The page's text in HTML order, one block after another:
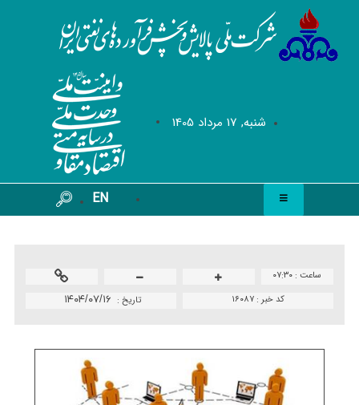
شنبه, 17 مرداد 1405
EN
ساعت : ۰۷:۳۰
تاريخ : ۱۴۰۴/۰۷/۱۶ کد خبر :۱۶۰۸۷